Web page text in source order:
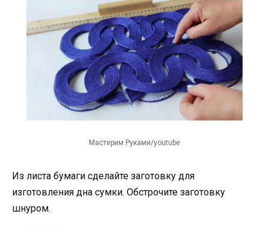
Мастерим Руками/youtube
Из листа бумаги сделайте заготовку для
изготовления дна сумки. Обстрочите заготовку
шнуром.